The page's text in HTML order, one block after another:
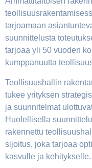
tarjoamaan
suunnittelusta
tarjoaa yli 50 vuoden
kumppanuutta
Teollisuushallin
tukee yrityksen
ja suunnitelmat
Huolellisella
rakennettu
sijoitus, joka tarjoaa
kasvulle ja kehitykselle.